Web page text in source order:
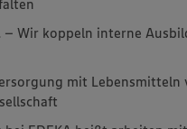
– Wir koppeln interne
mit Lebensmitteln